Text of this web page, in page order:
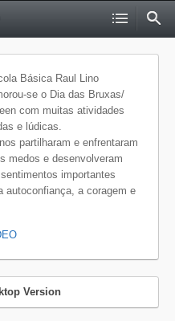
Básica Raul Lino
se o Dia das Bruxas/
com muitas atividades
e lúdicas.
partilharam e enfrentaram
medos e desenvolveram
importantes
autoconfiança, a coragem e
Version